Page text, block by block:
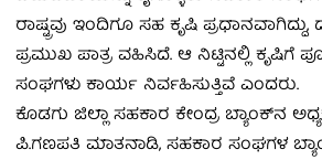
ರಾಷ್ಟ್ರವು ಇಂದಿಗೂ ಸಹ ಕೃಷಿ
ಪ್ರಮುಖ ಪಾತ್ರ ವಹಿಸಿದೆ. ಆ ನಿಟ್ಟಿನಲ್ಲಿ ಕೃಷಿಗೆ
ಸಂಘಗಳು ಕಾರ್ಯ ನಿರ್ವಹಿಸುತ್ತಿವೆ ಎಂದರು.
ಕೊಡಗು ಜಿಲ್ಲಾ ಸಹಕಾರ ಕೇಂದ್ರ ಬ್ಯಾಂಕ್‌ನ
ಪಿ.ಗಣಪತಿ ಮಾತನಾಡಿ, ಸಹಕಾರ ಸಂಘಗಳ